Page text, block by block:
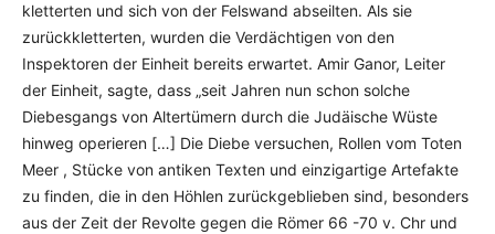
kletterten und sich von der Felswand abseilten. Als sie
zurückkletterten, wurden die Verdächtigen von den
Inspektoren der Einheit bereits erwartet. Amir Ganor, Leiter
der Einheit, sagte, dass „seit Jahren nun schon solche
Diebesgangs von Altertümern durch die Judäische Wüste
hinweg operieren […] Die Diebe versuchen, Rollen vom Toten
Meer , Stücke von antiken Texten und einzigartige Artefakte
zu finden, die in den Höhlen zurückgeblieben sind, besonders
aus der Zeit der Revolte gegen die Römer 66 -70 v. Chr und